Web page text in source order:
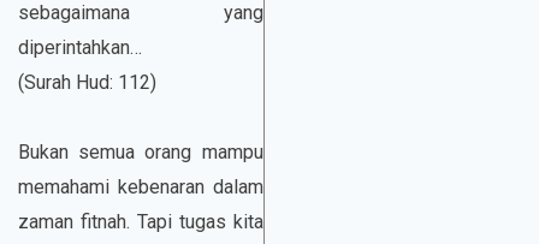
sebagaimana yang
diperintahkan…
(Surah Hud: 112)
Bukan semua orang mampu
memahami kebenaran dalam
zaman fitnah. Tapi tugas kita